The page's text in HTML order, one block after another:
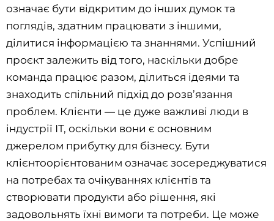
означає бути відкритим до інших думок та
поглядів, здатним працювати з іншими,
ділитися інформацією та знаннями. Успішний
проєкт залежить від того, наскільки добре
команда працює разом, ділиться ідеями та
знаходить спільний підхід до розв’язання
проблем. Клієнти — це дуже важливі люди в
індустрії ІТ, оскільки вони є основним
джерелом прибутку для бізнесу. Бути
клієнтоорієнтованим означає зосереджуватися
на потребах та очікуваннях клієнтів та
створювати продукти або рішення, які
задовольнять їхні вимоги та потреби. Це може